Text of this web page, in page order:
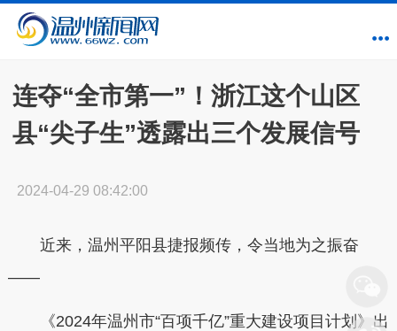
连夺“全市第一”！浙江这个山区
县“尖子生”透露出三个发展信号
2024-04-29 08:42:00
近来，温州平阳县捷报频传，令当地为之振奋
——
《2024年温州市“百项千亿”重大建设项目计划》出